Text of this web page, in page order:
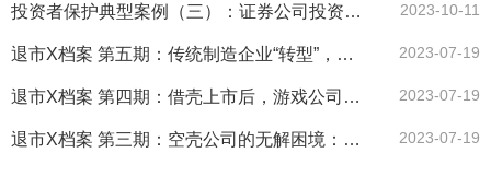
投资者保护典型案例（三）：证券公司投资者适当性管理欠缺被处罚 2023-10-11
退市X档案 第五期：传统制造企业“转型”，仍难逃退市命运 2023-07-19
退市X档案 第四期：借壳上市后，游戏公司的陨落 2023-07-19
退市X档案 第三期：空壳公司的无解困境：财务恶化和面值低迷的双击 2023-07-19